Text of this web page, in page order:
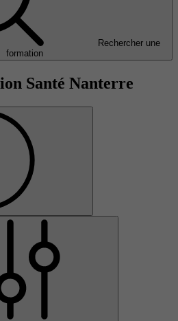
Rechercher une
formation
Santé Nanterre